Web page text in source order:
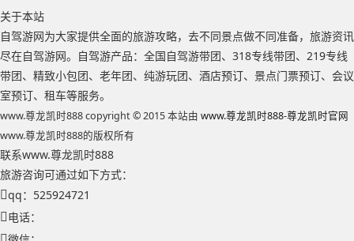
关于本站
自驾游网为大家提供全面的旅游攻略，去不同景点做不同准备，旅游资讯
尽在自驾游网。自驾游产品：全国自驾游带团、318专线带团、219专线
带团、精致小包团、老年团、纯游玩团、酒店预订、景点门票预订、会议
室预订、租车等服务。
www.尊龙凯时888 copyright © 2015 本站由 www.尊龙凯时888-尊龙凯时官网
www.尊龙凯时888的版权所有
联系www.尊龙凯时888
旅游咨询可通过如下方式：
qq：525924721
电话：